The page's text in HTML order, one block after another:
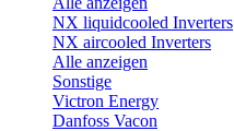
NX liquidcooled Inverters
NX aircooled Inverters
Alle anzeigen
Sonstige
Victron Energy
Danfoss Vacon